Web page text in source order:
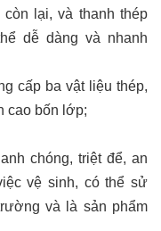
lại, và thanh thép
dễ dàng và nhanh
cấp ba vật liệu thép,
cao bốn lớp;
chóng, triệt để, an
vệ sinh, có thể sử
và là sản phẩm